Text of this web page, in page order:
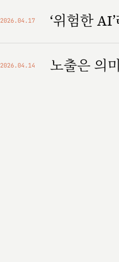
2026.04.17 ‘위험한
2026.04.14 노출은 의